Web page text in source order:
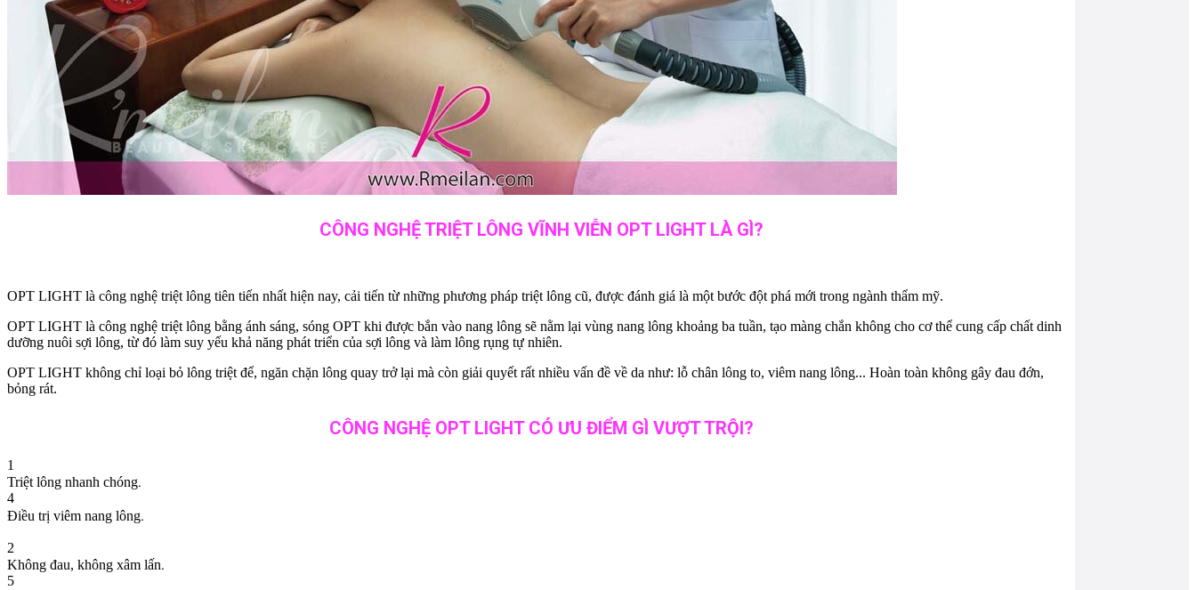
CÔNG NGHỆ TRIỆT LÔNG VĨNH VIỄN OPT LIGHT LÀ GÌ?
OPT LIGHT là công nghệ triệt lông tiên tiến nhất hiện nay, cải tiến từ những phương pháp triệt lông cũ, được đánh giá là một bước đột phá mới trong ngành thẩm mỹ.
OPT LIGHT là công nghệ triệt lông bằng ánh sáng, sóng OPT khi được bắn vào nang lông sẽ nằm lại vùng nang lông khoảng ba tuần, tạo màng chắn không cho cơ thể cung cấp chất dinh
dưỡng nuôi sợi lông, từ đó làm suy yếu khả năng phát triển của sợi lông và làm lông rụng tự nhiên.
OPT LIGHT không chỉ loại bỏ lông triệt để, ngăn chặn lông quay trở lại mà còn giải quyết rất nhiều vấn đề về da như: lỗ chân lông to, viêm nang lông... Hoàn toàn không gây đau đớn,
bỏng rát.
CÔNG NGHỆ OPT LIGHT CÓ ƯU ĐIỂM GÌ VƯỢT TRỘI?
1
Triệt lông nhanh chóng.
4
Điều trị viêm nang lông.
2
Không đau, không xâm lấn.
5